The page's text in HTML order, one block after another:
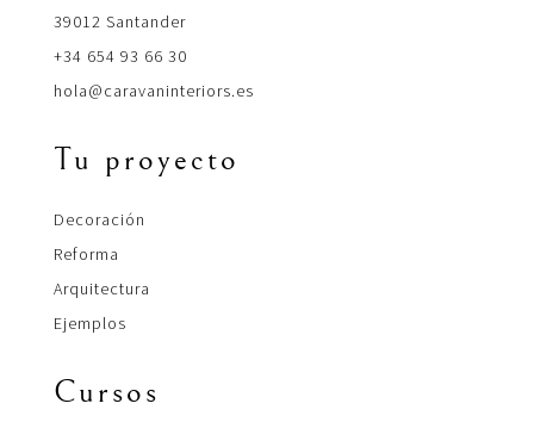
39012 Santander
+34 654 93 66 30
hola@caravaninteriors.es
Tu proyecto
Decoración
Reforma
Arquitectura
Ejemplos
Cursos